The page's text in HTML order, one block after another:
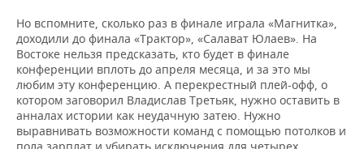
Но вспомните, сколько раз в финале играла «Магнитка»,
доходили до финала «Трактор», «Салават Юлаев». На
Востоке нельзя предсказать, кто будет в финале
конференции вплоть до апреля месяца, и за это мы
любим эту конференцию. А перекрестный плей-офф, о
котором заговорил Владислав Третьяк, нужно оставить в
анналах истории как неудачную затею. Нужно
выравнивать возможности команд с помощью потолков и